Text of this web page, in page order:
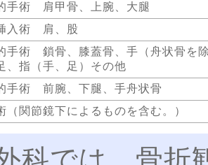
手術 肩甲骨、上腕、大腿
入術 肩、股
手術 鎖骨、膝蓋骨、手（舟状骨を
、指（手、足）その他
手術 前腕、下腿、手舟状骨
（関節鏡下によるものを含む。）
科では、骨折